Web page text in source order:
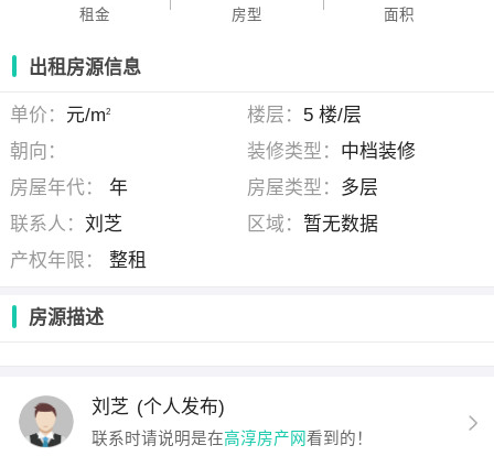
租金 房型 面积
出租房源信息
单价： 元/m2 楼层： 5 楼/层
朝向：
装修类型： 中档装修
房屋年代：
年 房屋类型： 多层
联系人：刘芝 区域： 暂无数据
产权年限：
整租
房源描述
刘芝 (个人发布)
联系时请说明是在高淳房产网看到的！